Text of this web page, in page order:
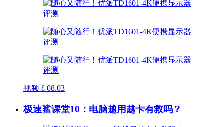
视频 8 08.03
极速鲨课堂10：电脑越用越卡有救吗？